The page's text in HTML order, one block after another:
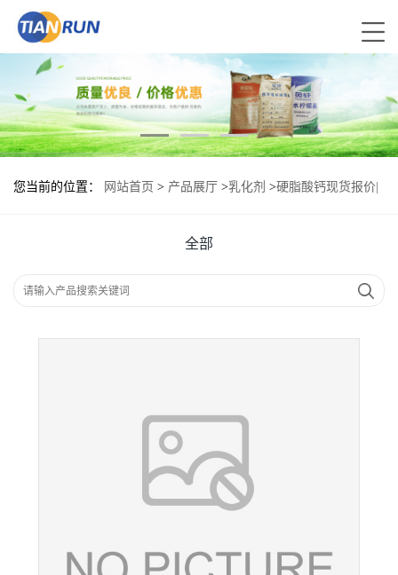
您当前的位置： 网站首页 > 产品展厅 >乳化剂 >硬脂酸钙现货报价|
全部